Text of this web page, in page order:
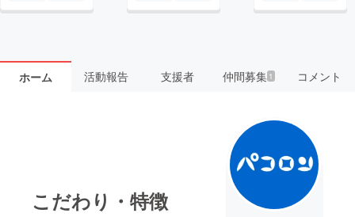
ホーム 活動報告 支援者 仲間募集 1 コメント
こだわり・特徴